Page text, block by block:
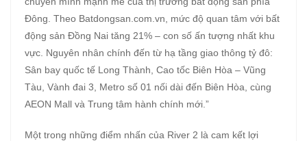
Đông. Theo Batdongsan.com.vn, mức độ quan tâm với bất
động sản Đồng Nai tăng 21% – con số ấn tượng nhất khu
vực. Nguyên nhân chính đến từ hạ tầng giao thông tỷ đô:
Sân bay quốc tế Long Thành, Cao tốc Biên Hòa – Vũng
Tàu, Vành đai 3, Metro số 01 nối dài đến Biên Hòa, cùng
AEON Mall và Trung tâm hành chính mới.”
Một trong những điểm nhấn của River 2 là cam kết lợi